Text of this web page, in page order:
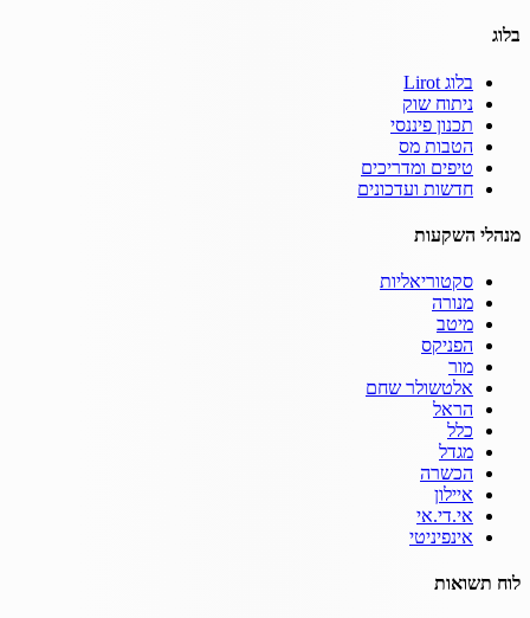
בלוג
בלוג Lirot
ניתוח שוק
תכנון פיננסי
הטבות מס
טיפים ומדריכים
חדשות ועדכונים
מנהלי השקעות
סקטוריאליות
מנורה
מיטב
הפניקס
מור
אלטשולר שחם
הראל
כלל
מגדל
הכשרה
איילון
אי.די.אי
אינפיניטי
לוח תשואות